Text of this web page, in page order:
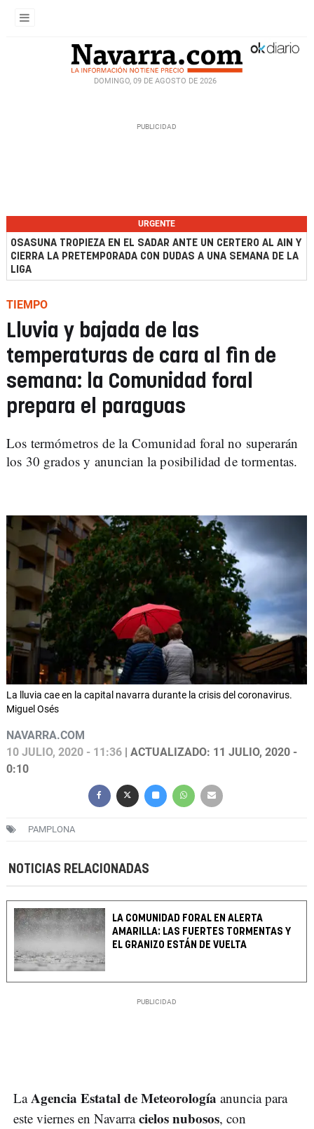
DOMINGO, 09 DE AGOSTO DE 2026
URGENTE
OSASUNA TROPIEZA EN EL SADAR ANTE UN CERTERO AL AIN Y
CIERRA LA PRETEMPORADA CON DUDAS A UNA SEMANA DE LA
LIGA
TIEMPO
Lluvia y bajada de las
temperaturas de cara al fin de
semana: la Comunidad foral
prepara el paraguas
Los termómetros de la Comunidad foral no superarán
los 30 grados y anuncian la posibilidad de tormentas.
La lluvia cae en la capital navarra durante la crisis del coronavirus.
Miguel Osés
NAVARRA.COM
10 JULIO, 2020 - 11:36 | ACTUALIZADO: 11 JULIO, 2020 -
0:10
PAMPLONA
NOTICIAS RELACIONADAS
LA COMUNIDAD FORAL EN ALERTA
AMARILLA: LAS FUERTES TORMENTAS Y
EL GRANIZO ESTÁN DE VUELTA
LaAgencia Estatal de Meteorología anuncia para
este viernes en Navarracielos nubosos, con